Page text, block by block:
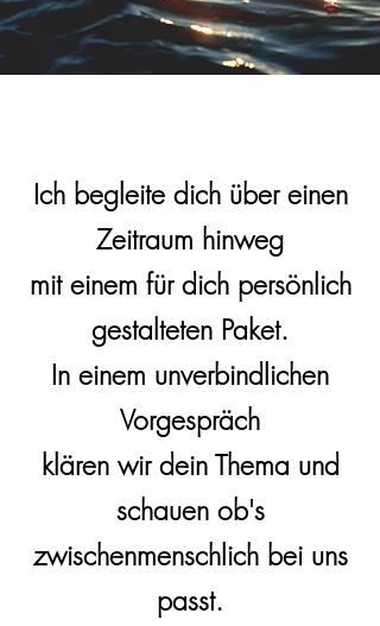
Ich begleite dich über einen
Zeitraum hinweg
mit einem für dich persönlich
gestalteten Paket.
In einem unverbindlichen
Vorgespräch
klären wir dein Thema und
schauen ob's
zwischenmenschlich bei uns
passt.